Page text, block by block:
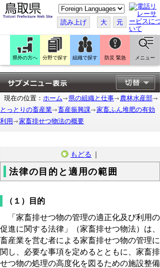
こ
の
ペ
ー
ジ
翻
訳
す
る
読み上げ 大 元
県外の方へ 分野で探す 組織で探す 防災 緊急 メニュー
現在の位置： ホーム 県の組織と仕事
農林水産部
とっとりの畜産業
畜産振興課
家畜ふん堆肥の有効
利用
家畜排せつ物法の概要
もどる ｜
法律の目的と適用の範囲
（１）目的
「家畜排せつ物の管理の適正化及び利用の
促進に関する法律」（家畜排せつ物法）は、
畜産業を営む者による家畜排せつ物の管理に
関し、必要な事項を定めるとともに、家畜排
せつ物の処理の高度化を図るための施設整備